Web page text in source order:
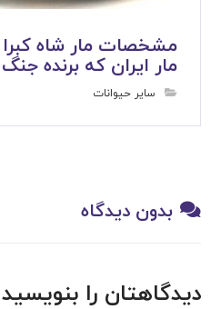
مشخصات مار شاه
مار ایران که برنده
سایر حیوانات
بدون دیدگاه
دیدگاهتان را بنویسید